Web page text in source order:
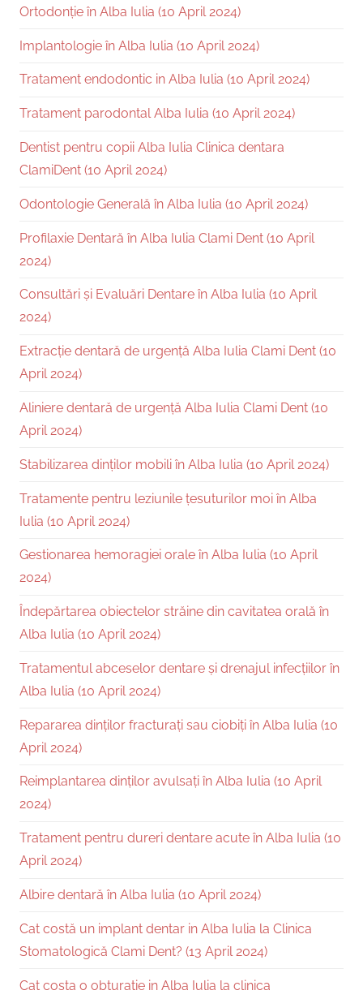
Ortodonție în Alba Iulia (10 April 2024)
Implantologie în Alba Iulia (10 April 2024)
Tratament endodontic in Alba Iulia (10 April 2024)
Tratament parodontal Alba Iulia (10 April 2024)
Dentist pentru copii Alba Iulia Clinica dentara
ClamiDent (10 April 2024)
Odontologie Generală în Alba Iulia (10 April 2024)
Profilaxie Dentară în Alba Iulia Clami Dent (10 April
2024)
Consultări și Evaluări Dentare în Alba Iulia (10 April
2024)
Extracție dentară de urgență Alba Iulia Clami Dent (10
April 2024)
Aliniere dentară de urgență Alba Iulia Clami Dent (10
April 2024)
Stabilizarea dinților mobili în Alba Iulia (10 April 2024)
Tratamente pentru leziunile țesuturilor moi în Alba
Iulia (10 April 2024)
Gestionarea hemoragiei orale în Alba Iulia (10 April
2024)
Îndepărtarea obiectelor străine din cavitatea orală în
Alba Iulia (10 April 2024)
Tratamentul abceselor dentare și drenajul infecțiilor în
Alba Iulia (10 April 2024)
Repararea dinților fracturați sau ciobiți în Alba Iulia (10
April 2024)
Reimplantarea dinților avulsați în Alba Iulia (10 April
2024)
Tratament pentru dureri dentare acute în Alba Iulia (10
April 2024)
Albire dentară în Alba Iulia (10 April 2024)
Cat costă un implant dentar in Alba Iulia la Clinica
Stomatologică Clami Dent? (13 April 2024)
Cat costa o obturatie in Alba Iulia la clinica